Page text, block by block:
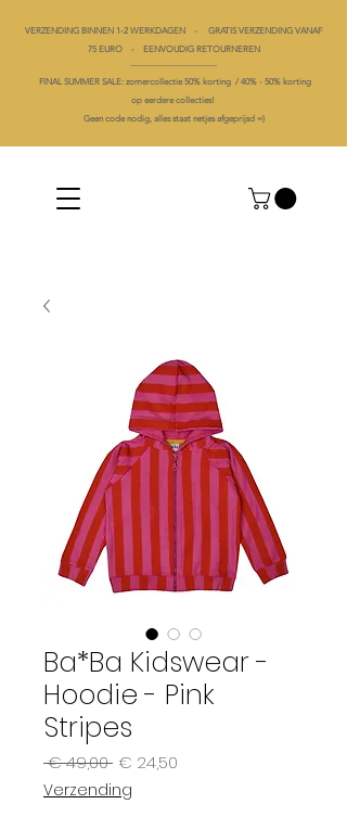
VERZENDING BINNEN 1-2 WERKDAGEN - GRATIS VERZENDING VANAF
75 EURO - EENVOUDIG RETOURNEREN
----------------------------------------
FINAL SUMMER SALE: zomercollectie 50% korting / 40% - 50% korting
op eerdere collecties!
Geen code nodig, alles staat netjes afgeprijsd =)
Ba*Ba Kidswear -
Hoodie - Pink
Stripes
€ 49,00 Normale
€ 24,50
Verzending